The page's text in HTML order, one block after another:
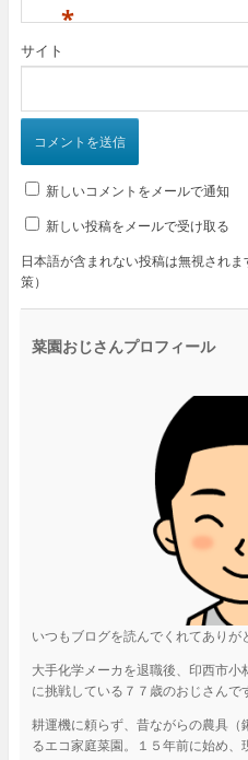
*
サイト
新しいコメントをメールで通知
新しい投稿をメールで受け取る
日本語が含まれない投稿は無視され
策）
菜園おじさんプロフィール
いつもブログを読んでくれてありが
大手化学メーカを退職後、印西市
に挑戦している７７歳のおじさんで
耕運機に頼らず、昔ながらの農具
るエコ家庭菜園。１５年前に始め